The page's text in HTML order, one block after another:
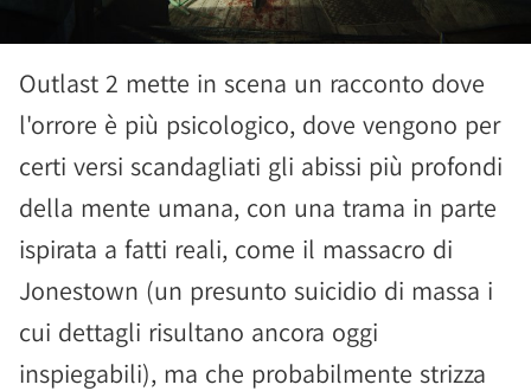
Outlast 2 mette in scena un racconto dove
l'orrore è più psicologico, dove vengono per
certi versi scandagliati gli abissi più profondi
della mente umana, con una trama in parte
ispirata a fatti reali, come il massacro di
Jonestown (un presunto suicidio di massa i
cui dettagli risultano ancora oggi
inspiegabili), ma che probabilmente strizza